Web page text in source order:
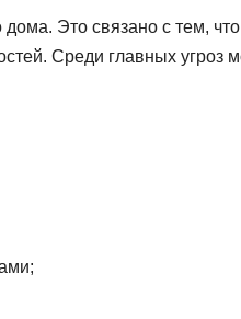
Это связано с тем,
Среди главных угроз